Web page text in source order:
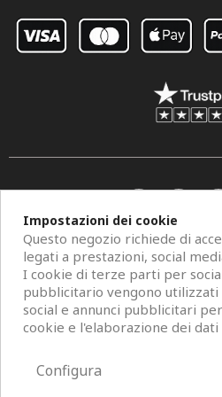
Copyright © 2026 Centro Specchi.
Impostazioni dei cookie
Questo negozio richiede di
legati a prestazioni, social
I cookie di terze parti per
pubblicitario vengono
social e annunci pubblicitari
cookie e l'elaborazione dei
Configura